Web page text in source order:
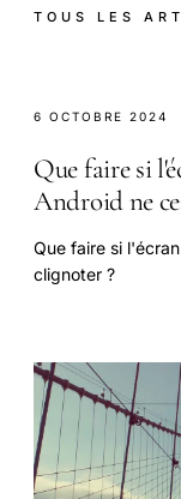
TOUS LES
6 OCTOBRE 2024
Que faire si
Android ne
Que faire si
clignoter ?